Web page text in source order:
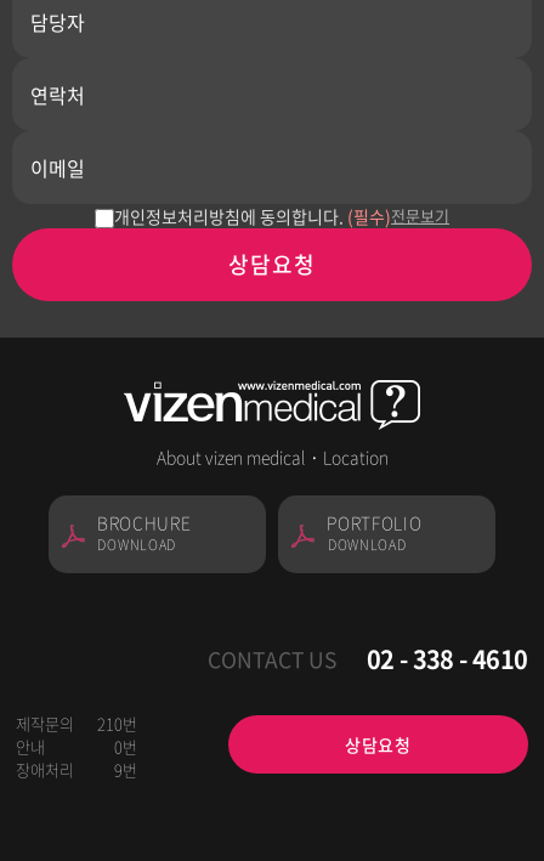
개인정보처리방침에 동의합니다. (필수)전문보기
상담요청
About vizen medical · Location
BROCHURE
DOWNLOAD
PORTFOLIO
DOWNLOAD
CONTACT US
제작문의
210번
안내
0번
장애처리
9번
02 - 338 - 4610
상담요청